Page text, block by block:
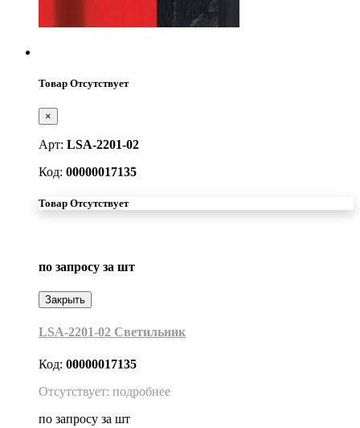
Товар Отсутствует
×
Арт: LSA-2201-02
Код: 00000017135
Товар Отсутствует
по запросу за шт
Закрыть
LSA-2201-02 Светильник
Код: 00000017135
Отсутствует: подробнее
по запросу за шт